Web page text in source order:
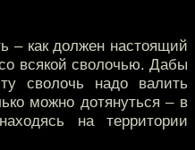
– как должен настоящий
всякой сволочью. Дабы
сволочь надо валить
можно дотянуться – в
на территории